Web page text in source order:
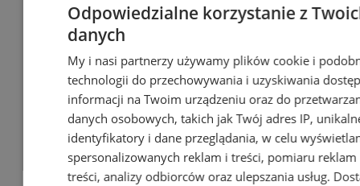
Odpowiedzialne korzystanie z
danych
My i nasi partnerzy używamy plików cookie i
technologii do przechowywania i uzyskiwania
informacji na Twoim urządzeniu oraz do
danych osobowych, takich jak Twój adres IP,
identyfikatory i dane przeglądania, w celu
spersonalizowanych reklam i treści, pomiaru reklam
treści, analizy odbiorców oraz ulepszania usług.